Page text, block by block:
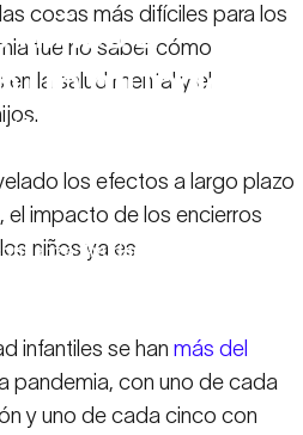
niñosa
unmundo
Ayudar a los niños a
mundo postdestructivo
cosas más difíciles para los
fue no saber cómo
la salud mental y el
los efectos a largo plazo
el impacto de los encierros
niños ya es
infantiles se han más del
pandemia, con uno de cada
y uno de cada cinco con